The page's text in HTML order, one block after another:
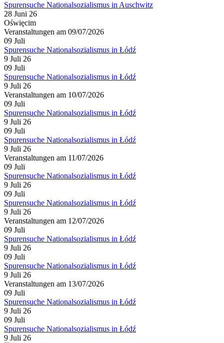
Spurensuche Nationalsozialismus in Auschwitz
28 Juni 26
Oświęcim
Veranstaltungen am 09/07/2026
09 Juli
Spurensuche Nationalsozialismus in Łódź
9 Juli 26
09 Juli
Spurensuche Nationalsozialismus in Łódź
9 Juli 26
Veranstaltungen am 10/07/2026
09 Juli
Spurensuche Nationalsozialismus in Łódź
9 Juli 26
09 Juli
Spurensuche Nationalsozialismus in Łódź
9 Juli 26
Veranstaltungen am 11/07/2026
09 Juli
Spurensuche Nationalsozialismus in Łódź
9 Juli 26
09 Juli
Spurensuche Nationalsozialismus in Łódź
9 Juli 26
Veranstaltungen am 12/07/2026
09 Juli
Spurensuche Nationalsozialismus in Łódź
9 Juli 26
09 Juli
Spurensuche Nationalsozialismus in Łódź
9 Juli 26
Veranstaltungen am 13/07/2026
09 Juli
Spurensuche Nationalsozialismus in Łódź
9 Juli 26
09 Juli
Spurensuche Nationalsozialismus in Łódź
9 Juli 26